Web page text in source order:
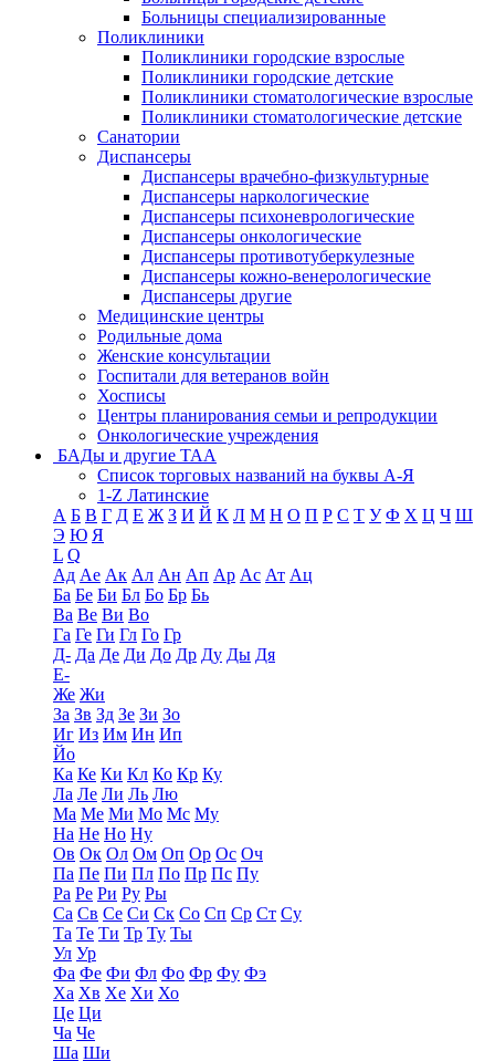
Больницы специализированные
Поликлиники
Поликлиники городские взрослые
Поликлиники городские детские
Поликлиники стоматологические взрослые
Поликлиники стоматологические детские
Санатории
Диспансеры
Диспансеры врачебно-физкультурные
Диспансеры наркологические
Диспансеры психоневрологические
Диспансеры онкологические
Диспансеры противотуберкулезные
Диспансеры кожно-венерологические
Диспансеры другие
Медицинские центры
Родильные дома
Женские консультации
Госпитали для ветеранов войн
Хосписы
Центры планирования семьи и репродукции
Онкологические учреждения
БАДы и другие ТАА
Список торговых названий на буквы А-Я
1-Z Латинские
А Б В Г Д Е Ж З И Й К Л М Н О П Р С Т У Ф Х Ц Ч Ш
Э Ю Я
L Q
Ад Ае Ак Ал Ан Ап Ар Ас Ат Ац
Ба Бе Би Бл Бо Бр Бь
Ва Ве Ви Во
Га Ге Ги Гл Го Гр
Д- Да Де Ди До Др Ду Ды Дя
Е-
Же Жи
За Зв Зд Зе Зи Зо
Иг Из Им Ин Ип
Йо
Ка Ке Ки Кл Ко Кр Ку
Ла Ле Ли Ль Лю
Ма Ме Ми Мо Мс Му
На Не Но Ну
Ов Ок Ол Ом Оп Ор Ос Оч
Па Пе Пи Пл По Пр Пс Пу
Ра Ре Ри Ру Ры
Са Св Се Си Ск Со Сп Ср Ст Су
Та Те Ти Тр Ту Ты
Ул Ур
Фа Фе Фи Фл Фо Фр Фу Фэ
Ха Хв Хе Хи Хо
Це Ци
Ча Че
Ша Ши